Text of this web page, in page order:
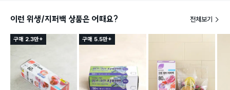
이런 위생/지퍼백 상품은 어때요? 전체보기
구매 2.3만+ 구매 5.5만+